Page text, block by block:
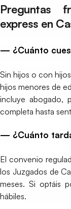
Preguntas
express en
— ¿Cuánto
Sin hijos o con
hijos menores de
incluye abogado,
completa hasta
— ¿Cuánto
El convenio
los Juzgados de
meses. Si optáis
hábiles.